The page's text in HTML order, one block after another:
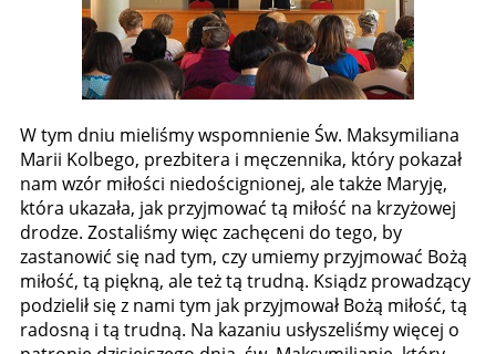
W tym dniu mieliśmy wspomnienie Św. Maksymiliana
Marii Kolbego, prezbitera i męczennika, który pokazał
nam wzór miłości niedoścignionej, ale także Maryję,
która ukazała, jak przyjmować tą miłość na krzyżowej
drodze. Zostaliśmy więc zachęceni do tego, by
zastanowić się nad tym, czy umiemy przyjmować Bożą
miłość, tą piękną, ale też tą trudną. Ksiądz prowadzący
podzielił się z nami tym jak przyjmował Bożą miłość, tą
radosną i tą trudną. Na kazaniu usłyszeliśmy więcej o